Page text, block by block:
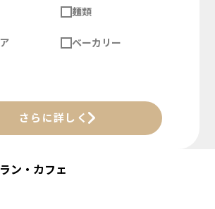
麺類
ベーカリー
さらに詳しく
ン・カフェ